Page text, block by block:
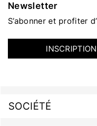
Newsletter
S’abonner et profiter
SOCIÉTÉ